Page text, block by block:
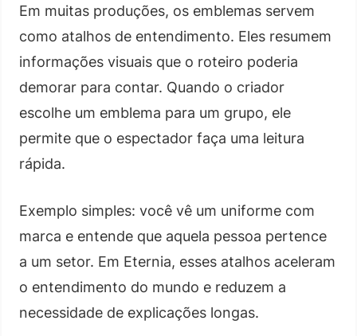
Em muitas produções, os emblemas servem
como atalhos de entendimento. Eles resumem
informações visuais que o roteiro poderia
demorar para contar. Quando o criador
escolhe um emblema para um grupo, ele
permite que o espectador faça uma leitura
rápida.
Exemplo simples: você vê um uniforme com
marca e entende que aquela pessoa pertence
a um setor. Em Eternia, esses atalhos aceleram
o entendimento do mundo e reduzem a
necessidade de explicações longas.